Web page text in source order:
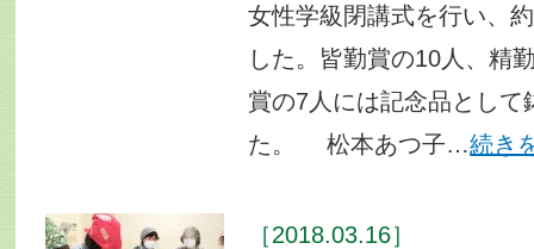
女性学級閉講式を行い、
した。皆勤賞の10人、精
賞の7人には記念品として
た。 松本あつ子…続き
［2018.03.16］